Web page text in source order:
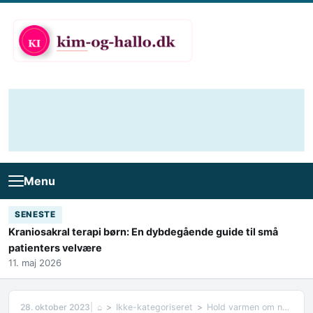
Menu
SENESTE
Kraniosakral terapi børn: En dybdegående guide til små
patienters velvære
11. maj 2026
28. oktober 2023 ⌂ Ikke-kategoriseret Hold varmen om natten i teltet med en sovepose